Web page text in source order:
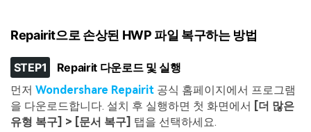
Repairit으로 손상된 HWP 파일 복구하는 방법
STEP1 Repairit 다운로드 및 실행
먼저 Wondershare Repairit 공식 홈페이지에서 프로그램
을 다운로드합니다. 설치 후 실행하면 첫 화면에서
[더 많은
유형 복구] > [문서 복구]
탭을 선택하세요.